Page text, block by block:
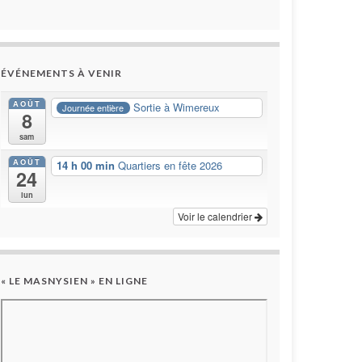
ÉVÉNEMENTS À VENIR
AOÛT
8
sam
Journée entière Sortie à Wimereux
AOÛT
24
lun
14 h 00 min Quartiers en fête 2026
Voir le calendrier
« LE MASNYSIEN » EN LIGNE